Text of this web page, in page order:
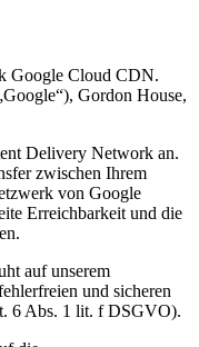
Google Cloud CDN.
Gordon House,
Delivery Network an.
zwischen Ihrem
von Google
Erreichbarkeit und die
auf unserem
und sicheren
6 Abs. 1 lit. f DSGVO).